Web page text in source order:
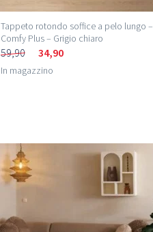
Tappeto rotondo soffice a pelo lungo –
Comfy Plus – Grigio chiaro
59,90 34,90
In magazzino